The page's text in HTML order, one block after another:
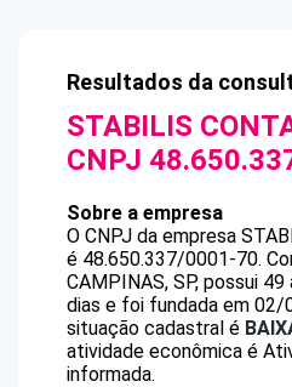
Resultados da
STABILIS
CNPJ
Sobre a empresa
O CNPJ da empresa
é 48.650.337/0001-70.
CAMPINAS, SP, possui
dias e foi fundada em 02/
situação cadastral é
atividade econômica é
informada.